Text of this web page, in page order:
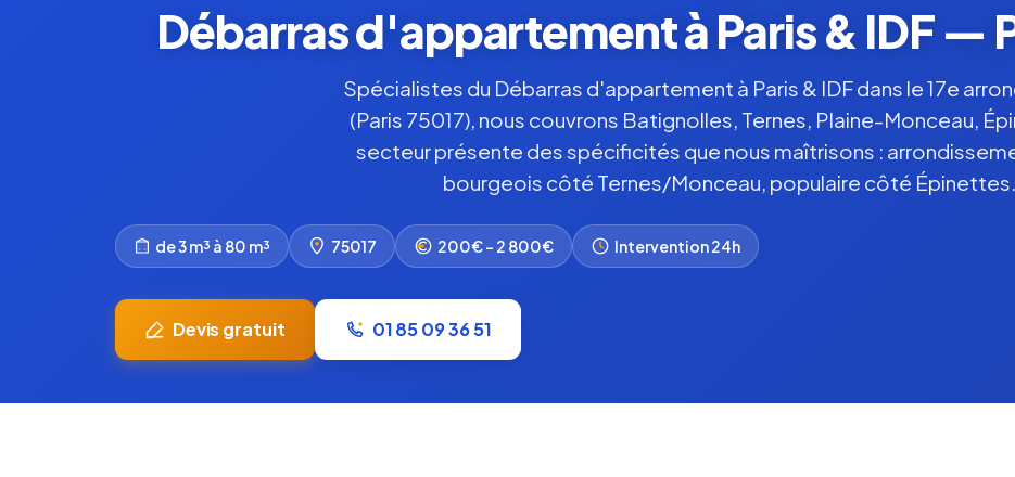
Débarras d'appartement à Paris & IDF —
Spécialistes du Débarras d'appartement à Paris & IDF dans le 17e
(Paris 75017), nous couvrons Batignolles, Ternes, Plaine-Monceau,
secteur présente des spécificités que nous maîtrisons :
bourgeois côté Ternes/Monceau, populaire côté Épinettes.
de 3 m³ à 80 m³ 75017 200€ – 2 800€ Intervention 24h
Devis gratuit 01 85 09 36 51